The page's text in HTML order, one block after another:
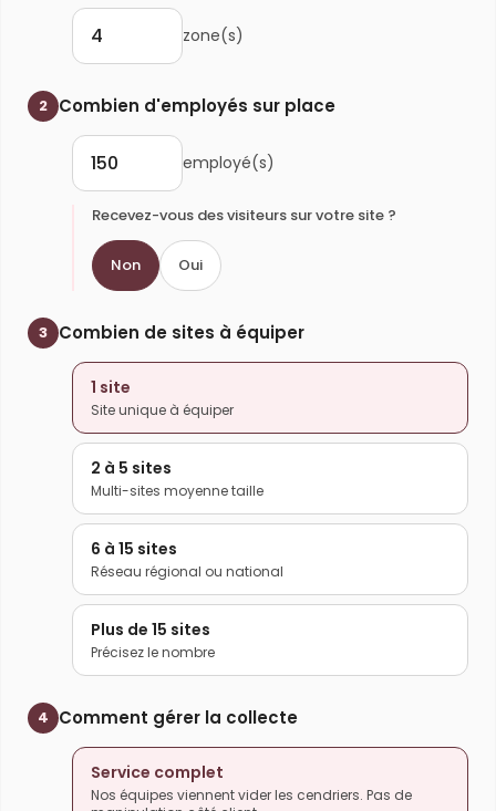
zone(s)
2 Combien d'employés sur place
employé(s)
Recevez-vous des visiteurs sur votre site ?
Non Oui
3 Combien de sites à équiper
1 site
Site unique à équiper
2 à 5 sites
Multi-sites moyenne taille
6 à 15 sites
Réseau régional ou national
Plus de 15 sites
Précisez le nombre
4 Comment gérer la collecte
Service complet
Nos équipes viennent vider les cendriers. Pas de